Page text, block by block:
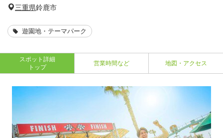
三重県鈴鹿市
遊園地・テーマパーク
スポット詳細
トップ
営業時間など 地図・アクセス